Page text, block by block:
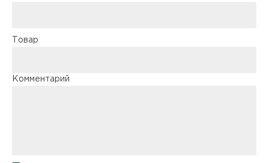
Товар
Комментарий